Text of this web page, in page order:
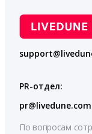
PR-отдел:
pr@livedune.com
По вопросам